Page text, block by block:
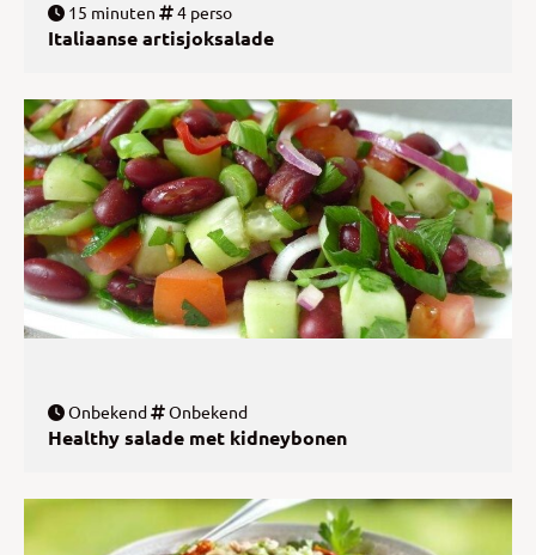
15 minuten 4 perso
Italiaanse artisjoksalade
Onbekend Onbekend
Healthy salade met kidneybonen